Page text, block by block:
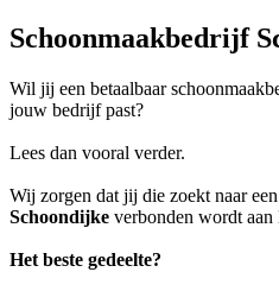
Schoonmaakbedrijf
Wil jij een betaalbaar
jouw bedrijf past?
Lees dan vooral verder.
Wij zorgen dat jij die zoekt naar een
Schoondijke verbonden wordt aan
Het beste gedeelte?